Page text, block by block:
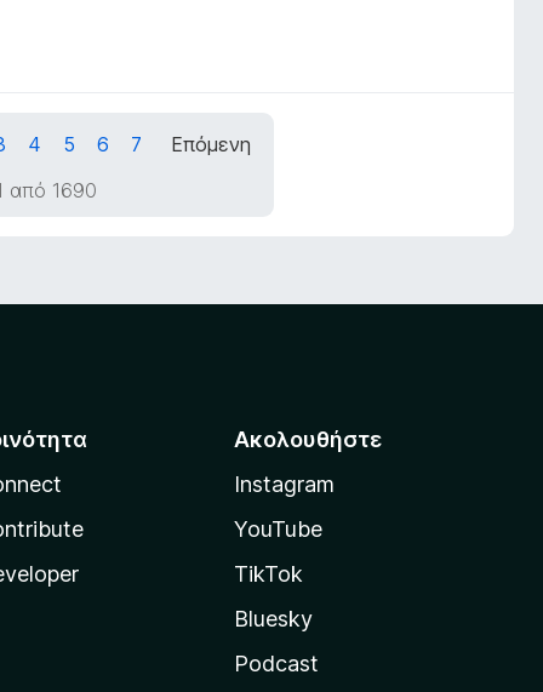
4 5 6 7
Επόμενη
από 1690
Ακολουθήστε
Instagram
YouTube
TikTok
Bluesky
Podcast